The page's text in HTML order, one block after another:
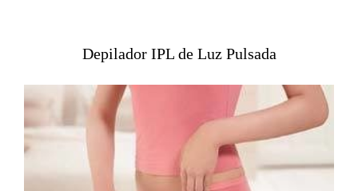
Depilador IPL de Luz Pulsada